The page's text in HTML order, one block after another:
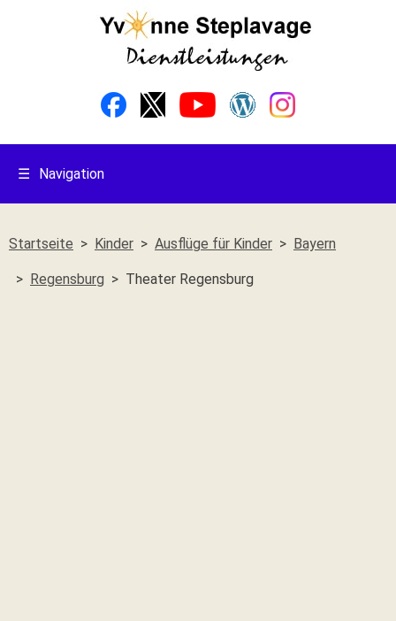
☰ Navigation
Startseite Kinder Ausflüge für Kinder Bayern
Regensburg Theater Regensburg